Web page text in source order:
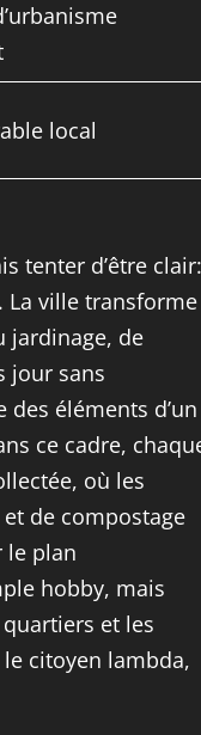
local
tenter d’être clair:
La ville transforme
jardinage, de
jour sans
éléments d’un
ce cadre,
où les
de compostage
le plan
hobby, mais
et les
citoyen lambda,